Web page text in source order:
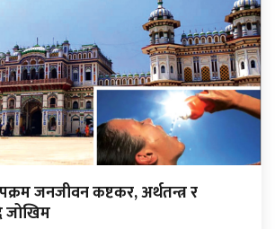
जनजीवन कष्टकर, अर्थतन्त्र र
जोखिम